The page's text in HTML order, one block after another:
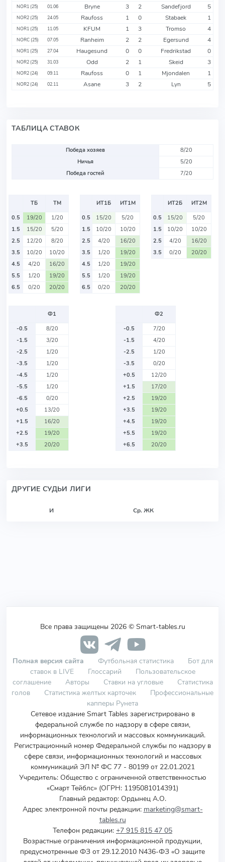
NOR1 (25) 01.06 Bryne 3 2 Sandefjord 5
NOR2 (25) 24.05 Raufoss 1 0 Stabaek 1
NOR1 (25) 11.05 KFUM 1 3 Tromso 4
NORC (25) 07.05 Ranheim 2 2 Egersund 4
NOR1 (25) 27.04 Haugesund 0 0 Fredrikstad 0
NOR2 (25) 31.03 Odd 2 1 Skeid 3
NOR2 (24) 09.11 Raufoss 0 1 Mjondalen 1
NOR2 (24) 02.11 Asane 3 2 Lyn 5
ТАБЛИЦА СТАВОК
Победа хозяев
8/20
Ничья
5/20
Победа гостей
7/20
ТБ
ТМ
0.5
19/20
1/20
1.5
15/20
5/20
2.5
12/20
8/20
3.5
10/20
10/20
4.5
4/20
16/20
5.5
1/20
19/20
6.5
0/20 20/20
ИТ1Б
ИТ1М
0.5
15/20
5/20
1.5
10/20
10/20
2.5
4/20
16/20
3.5
1/20
19/20
4.5
1/20
19/20
5.5
1/20
19/20
6.5
0/20 20/20
ИТ2Б
ИТ2М
0.5
15/20
5/20
1.5
10/20
10/20
2.5
4/20
16/20
3.5
0/20 20/20
Ф1
-0.5
8/20
-1.5
3/20
-2.5
1/20
-3.5
1/20
-4.5
1/20
-5.5
1/20
-6.5
0/20
+0.5
13/20
+1.5
16/20
+2.5
19/20
+3.5
20/20
Ф2
-0.5
7/20
-1.5
4/20
-2.5
1/20
-3.5
0/20
+0.5
12/20
+1.5
17/20
+2.5
19/20
+3.5
19/20
+4.5
19/20
+5.5
19/20
+6.5
20/20
ДРУГИЕ СУДЬИ ЛИГИ
И Ср. ЖК
Все права защищены 2026 © Smart-tables.ru
Полная версия сайта Футбольная статистика
Бот для
ставок в LIVE
Глоссарий
Пользовательское
соглашение
Авторы Ставки на угловые
Статистика
голов
Статистика желтых карточек
Профессиональные
капперы Рунета
Сетевое издание Smart Tables зарегистрировано в
федеральной службе по надзору в сфере связи,
информационных технологий и массовых коммуникаций.
Регистрационный номер Федеральной службы по надзору в
сфере связи, информационных технологий и массовых
коммуникаций ЭЛ № ФС 77 - 80199 от 22.01.2021
Учредитель: Общество с ограниченной ответственностью
«Смарт Тейблс» (ОГРН: 1195081014391)
Главный редактор: Ордынец А.О.
Адрес электронной почты редакции: marketing@smart-
tables.ru
Телефон редакции: +7 915 815 47 05
Возрастные ограничения информационной продукции,
предусмотренные ФЗ от 29.12.2010 N436-ФЗ «О защите